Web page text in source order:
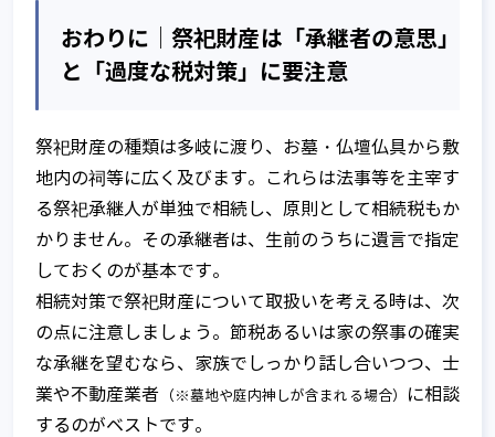
おわりに│祭祀財産は「承継者の意思」
と「過度な税対策」に要注意
祭祀財産の種類は多岐に渡り、お墓・仏壇仏具から敷
地内の祠等に広く及びます。これらは法事等を主宰す
る祭祀承継人が単独で相続し、原則として相続税もか
かりません。その承継者は、生前のうちに遺言で指定
しておくのが基本です。
相続対策で祭祀財産について取扱いを考える時は、次
の点に注意しましょう。節税あるいは家の祭事の確実
な承継を望むなら、家族でしっかり話し合いつつ、士
業や不動産業者 （※墓地や庭内神しが含まれる場合）
に相談
するのがベストです。